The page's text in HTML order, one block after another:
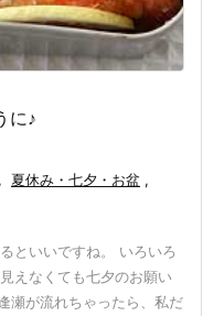
に♪
, 夏休み・七夕・お盆 ,
といいですね。 いろいろ
えなくても七夕のお願い
瀬が流れちゃったら、私だ